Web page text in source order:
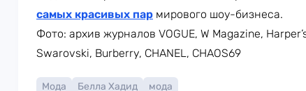
самых красивых пар мирового шоу-бизнеса.
Фото: архив журналов VOGUE, W Magazine,
Swarovski, Burberry, CHANEL, CHAOS69
Мода Белла Хадид мода